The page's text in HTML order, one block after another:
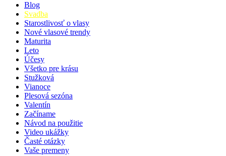
Blog
Svadba
Starostlivosť o vlasy
Nové vlasové trendy
Maturita
Leto
Účesy
Všetko pre krásu
Stužková
Vianoce
Plesová sezóna
Valentín
Začíname
Návod na použitie
Video ukážky
Časté otázky
Vaše premeny